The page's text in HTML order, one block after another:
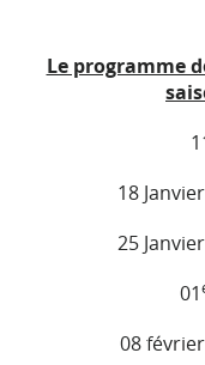
Le programme
18
25
01
08